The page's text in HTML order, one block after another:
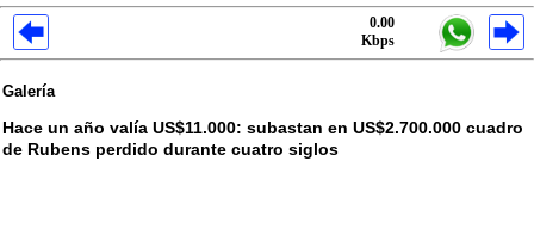
0.00
Kbps
Galería
Hace un año valía US$11.000: subastan en US$2.700.000 cuadro
de Rubens perdido durante cuatro siglos